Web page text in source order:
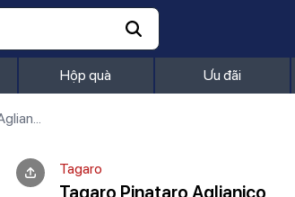
Hộp quà Ưu đãi
Tagaro Pinataro Aglianico
Tagaro
Tagaro Pinataro Aglianico